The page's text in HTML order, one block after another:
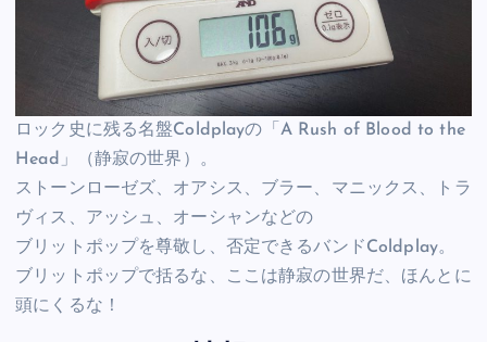
ロック史に残る名盤Coldplayの「A Rush of Blood to the
Head」（静寂の世界）。
ストーンローゼズ、オアシス、ブラー、マニックス、トラ
ヴィス、アッシュ、オーシャンなどの
ブリットポップを尊敬し、否定できるバンドColdplay。
ブリットポップで括るな、ここは静寂の世界だ、ほんとに
頭にくるな！